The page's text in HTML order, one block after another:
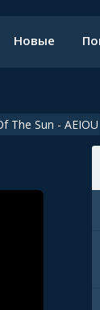
Новые
The Sun - AEIOU